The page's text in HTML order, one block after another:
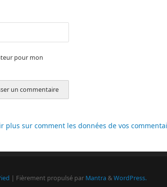
pour mon
plus sur comment les données de vos
| Fièrement propulsé par Mantra &WordPress.